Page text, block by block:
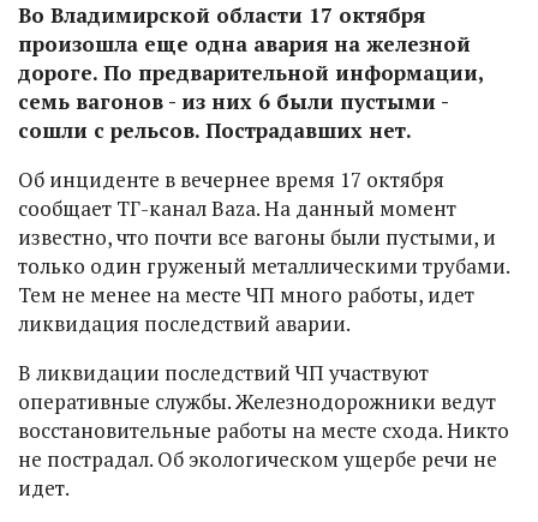
Во Владимирской области 17 октября
произошла еще одна авария на железной
дороге. По предварительной информации,
семь вагонов - из них 6 были пустыми -
сошли с рельсов. Пострадавших нет.
Об инциденте в вечернее время 17 октября
сообщает ТГ-канал Baza. На данный момент
известно, что почти все вагоны были пустыми, и
только один груженый металлическими трубами.
Тем не менее на месте ЧП много работы, идет
ликвидация последствий аварии.
В ликвидации последствий ЧП участвуют
оперативные службы. Железнодорожники ведут
восстановительные работы на месте схода. Никто
не пострадал. Об экологическом ущербе речи не
идет.